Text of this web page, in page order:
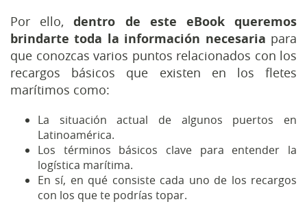
Por ello,dentro de este eBook queremos
brindarte toda la información necesaria para
que conozcas varios puntos relacionados con los
recargos básicos que existen en los fletes
marítimos como:
La situación actual de algunos puertos en
Latinoamérica.
Los términos básicos clave para entender la
logística marítima.
En sí, en qué consiste cada uno de los recargos
con los que te podrías topar.